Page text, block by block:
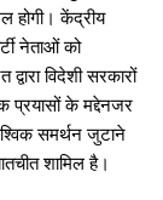
होगी। केंद्रीय
नेताओं को
विदेशी सरकारों
प्रयासों के मद्देनजर
समर्थन जुटाने
शामिल है।